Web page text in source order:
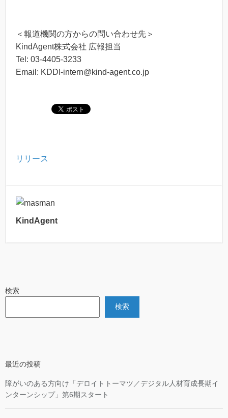
＜報道機関の方からの問い合わせ先＞
KindAgent株式会社 広報担当
Tel: 03-4405-3233
Email: KDDI-intern@kind-agent.co.jp
リリース
KindAgent
検索
検索
最近の投稿
障がいのある方向け「デロイトトーマツ／デジタル人材育成長期イ
ンターンシップ」第6期スタート